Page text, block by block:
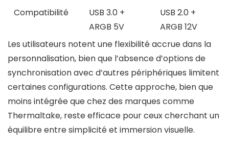
Compatibilité
USB 3.0 +
ARGB 5V
USB 2.0 +
ARGB 12V
Les utilisateurs notent une flexibilité accrue dans la
personnalisation, bien que l’absence d’options de
synchronisation avec d’autres périphériques limitent
certaines configurations. Cette approche, bien que
moins intégrée que chez des marques comme
Thermaltake, reste efficace pour ceux cherchant un
équilibre entre simplicité et immersion visuelle.